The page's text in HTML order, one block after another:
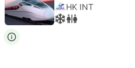
HK INT